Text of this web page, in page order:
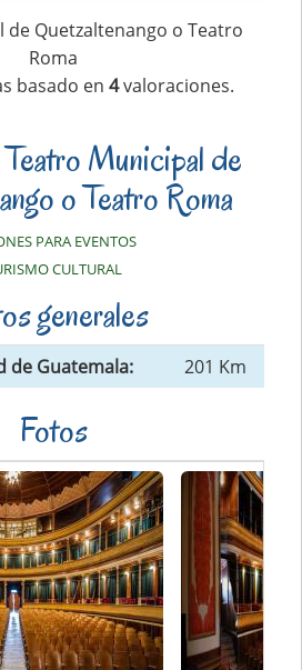
de Quetzaltenango o Teatro
Roma
basado en 4valoraciones.
Municipal de
o Teatro Roma
PARA EVENTOS
CULTURAL
generales
de Guatemala: 201 Km
Fotos